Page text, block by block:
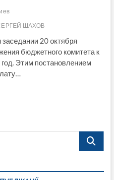
ШАХОВ
20 октября
бюджетного комитета к
Этим постановлением
Поиск…